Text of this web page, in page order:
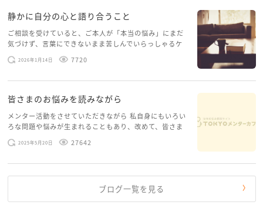
たからこそ、今ここまで苦しくなっているのだと思い
ます。
まずは「誰が悪いか」ではなく、夫婦と家族の生活を
どう守るかを軸に話してみてくださいね。
静かに自分の心と語り合うこと
ご相談を受けていると、ご本人が「本当の悩み」にまだ
気づけず、言葉にできないまま苦しんでいらっしゃるケ
ースがありますお悩みというのは、心の深いところ（深
層心理）に触れることで、まったく違う角度から解決の
2026年1月14日 7720
皆さまのお悩みを読みながら
メンター活動をさせていただきながら 私自身にもいろい
ろな問題や悩みが生まれることもあり、改めて、皆さま
のお悩みを読みながら 「みんな、もがいてる。わたし
だけじゃないんだな」と、逆に励まされるような日々で
2025年5月20日 27642
ブログ一覧を見る